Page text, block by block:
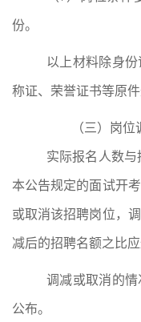
份。
以上材料除身
称证、荣誉证书等原
（三）岗位
实际报名人数
本公告规定的面试开
或取消该招聘岗位，
减后的招聘名额之比
调减或取消的
公布。